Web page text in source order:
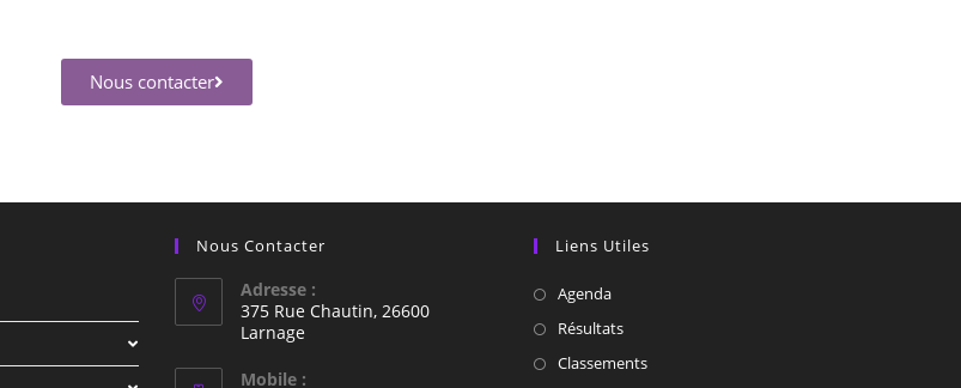
Nous contacter
Nous Contacter
Adresse :
375 Rue Chautin, 26600
Larnage
Mobile :
Liens Utiles
Agenda
Résultats
Classements